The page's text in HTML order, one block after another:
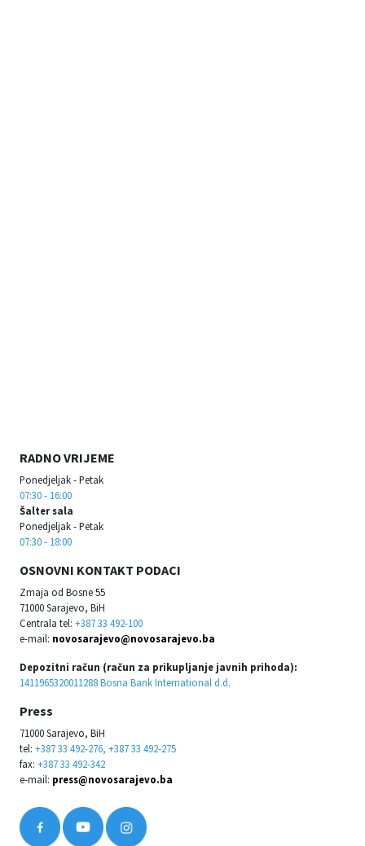
RADNO VRIJEME
Ponedjeljak - Petak
07:30 - 16:00
Šalter sala
Ponedjeljak - Petak
07:30 - 18:00
OSNOVNI KONTAKT PODACI
Zmaja od Bosne 55
71000 Sarajevo, BiH
Centrala tel: +387 33 492-100
e-mail: novosarajevo@novosarajevo.ba
Depozitni račun (račun za prikupljanje javnih prihoda):
1411965320011288 Bosna Bank International d.d.
Press
71000 Sarajevo, BiH
tel: +387 33 492-276, +387 33 492-275
fax: +387 33 492-342
e-mail: press@novosarajevo.ba